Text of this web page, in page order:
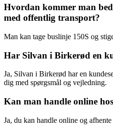
Hvordan kommer man
med offentlig transport?
Man kan tage buslinje 150S og
Har Silvan i Birkerød en
Ja, Silvan i Birkerød har en
dig med spørgsmål og vejledning.
Kan man handle online
Ja, du kan handle online og